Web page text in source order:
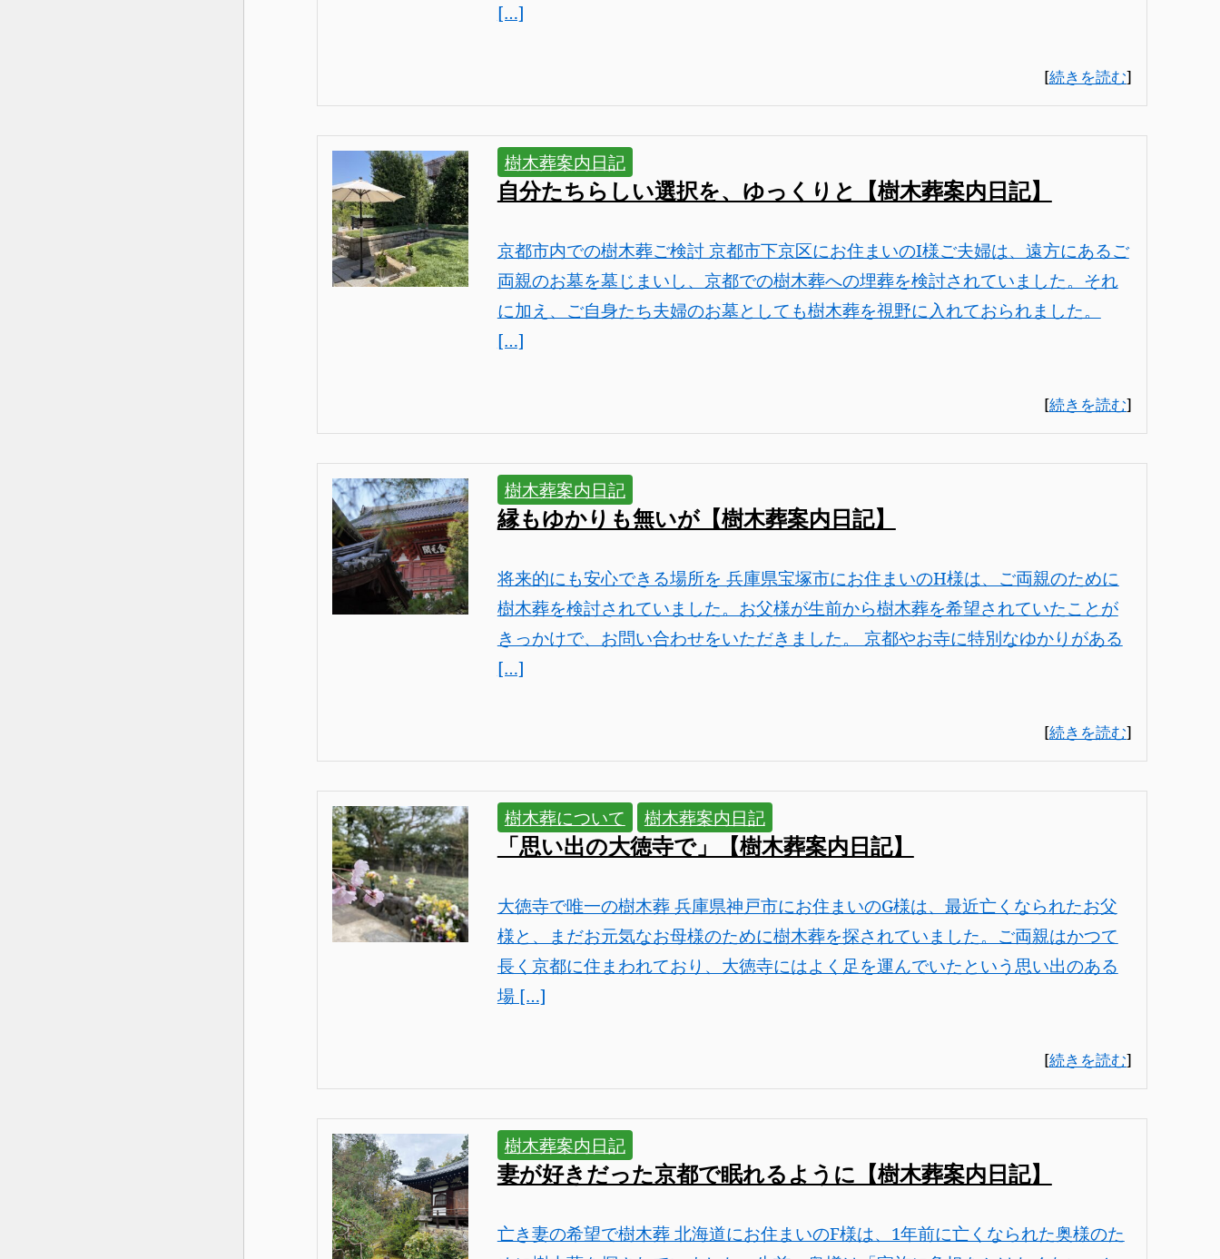
[…]
[続きを読む]
樹木葬案内日記
自分たちらしい選択を、ゆっくりと【樹木葬案内日記】
京都市内での樹木葬ご検討 京都市下京区にお住まいのI様ご夫婦は、遠方にあるご
両親のお墓を墓じまいし、京都での樹木葬への埋葬を検討されていました。それ
に加え、ご自身たち夫婦のお墓としても樹木葬を視野に入れておられました。
[…]
[続きを読む]
樹木葬案内日記
縁もゆかりも無いが【樹木葬案内日記】
将来的にも安心できる場所を 兵庫県宝塚市にお住まいのH様は、ご両親のために
樹木葬を検討されていました。お父様が生前から樹木葬を希望されていたことが
きっかけで、お問い合わせをいただきました。 京都やお寺に特別なゆかりがある
[…]
[続きを読む]
樹木葬について 樹木葬案内日記
「思い出の大徳寺で」【樹木葬案内日記】
大徳寺で唯一の樹木葬 兵庫県神戸市にお住まいのG様は、最近亡くなられたお父
様と、まだお元気なお母様のために樹木葬を探されていました。ご両親はかつて
長く京都に住まわれており、大徳寺にはよく足を運んでいたという思い出のある
場 […]
[続きを読む]
樹木葬案内日記
妻が好きだった京都で眠れるように【樹木葬案内日記】
亡き妻の希望で樹木葬 北海道にお住まいのF様は、1年前に亡くなられた奥様のた